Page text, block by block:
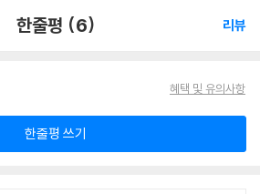
한줄평 (6) 리뷰
혜택 및 유의사항
한줄평 쓰기